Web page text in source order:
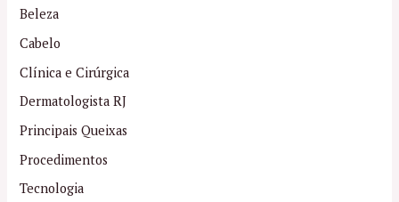
Beleza
Cabelo
Clínica e Cirúrgica
Dermatologista RJ
Principais Queixas
Procedimentos
Tecnologia